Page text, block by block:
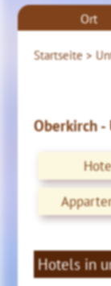
Startseite >
Ort
Oberkirch
Hotels in